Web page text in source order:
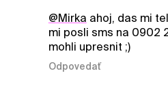
@Mirka ahoj, das mi
mi posli sms na 0902
mohli upresnit ;)
Odpovedať